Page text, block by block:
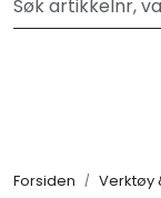
Skip to main
Forsiden Verktøy